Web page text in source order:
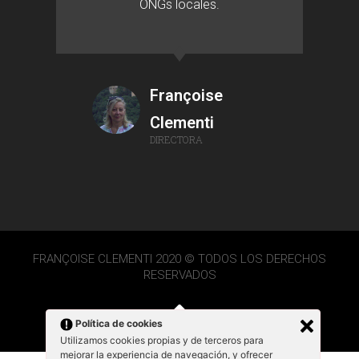
Política de cookies
Utilizamos cookies propias y de terceros para
mejorar la experiencia de navegación, y ofrecer
ONGs locales.
Françoise
Clementi
DIRECTORA
FRANÇOISE CLEMENTI 2020 © TODOS LOS DERECHOS
RESERVADOS